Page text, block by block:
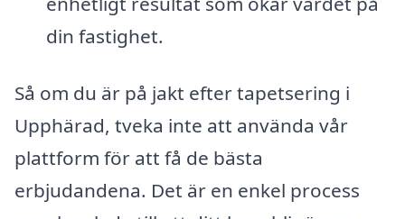
din fastighet.
Så om du är på jakt efter tapetsering i
Upphärad, tveka inte att använda vår
plattform för att få de bästa
erbjudandena. Det är en enkel process